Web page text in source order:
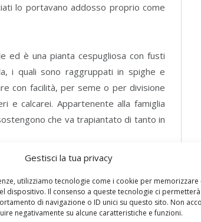
Gestisci la tua privacy
utilizziamo tecnologie come i cookie per memorizzare
dispositivo. Il consenso a queste tecnologie ci
di navigazione o ID unici su questo sito. Non
negativamente su alcune caratteristiche e funzioni.
lo portavano addosso proprio come
ed è una pianta cespugliosa con fusti
i quali sono raggruppati in spighe e
con facilità, per seme o per divisione
e calcarei. Appartenente alla famiglia
che va trapiantato di tanto in
il timo è molto utilizzato in
stimolanti e tonici del sistema
maggio a luglio. Tagliando i fusti fin
luogo asciutto e ventilato.